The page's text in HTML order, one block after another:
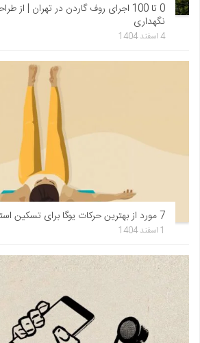
0 تا 100 اجرای روف گاردن در تهران | از
نگهداری
4 اسفند 1404
7 مورد از بهترین حرکات یوگا برای تسکین استرس
1 اسفند 1404